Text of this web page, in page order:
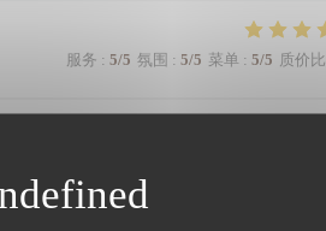
服务 : 5/5 氛围 : 5/5 菜单: 5/5 质价比